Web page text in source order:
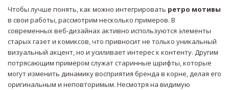
Чтобы лучше понять, как можно интегрировать ретро мотивы
в свои работы, рассмотрим несколько примеров. В
современных веб-дизайнах активно используются элементы
старых газет и комиксов, что привносит не только уникальный
визуальный акцент, но и усиливает интерес к контенту. Другим
потрясающим примером служат старинные шрифты, которые
могут изменить динамику восприятия бренда в корне, делая его
оригинальным и неповторимым. Несмотря на видимую